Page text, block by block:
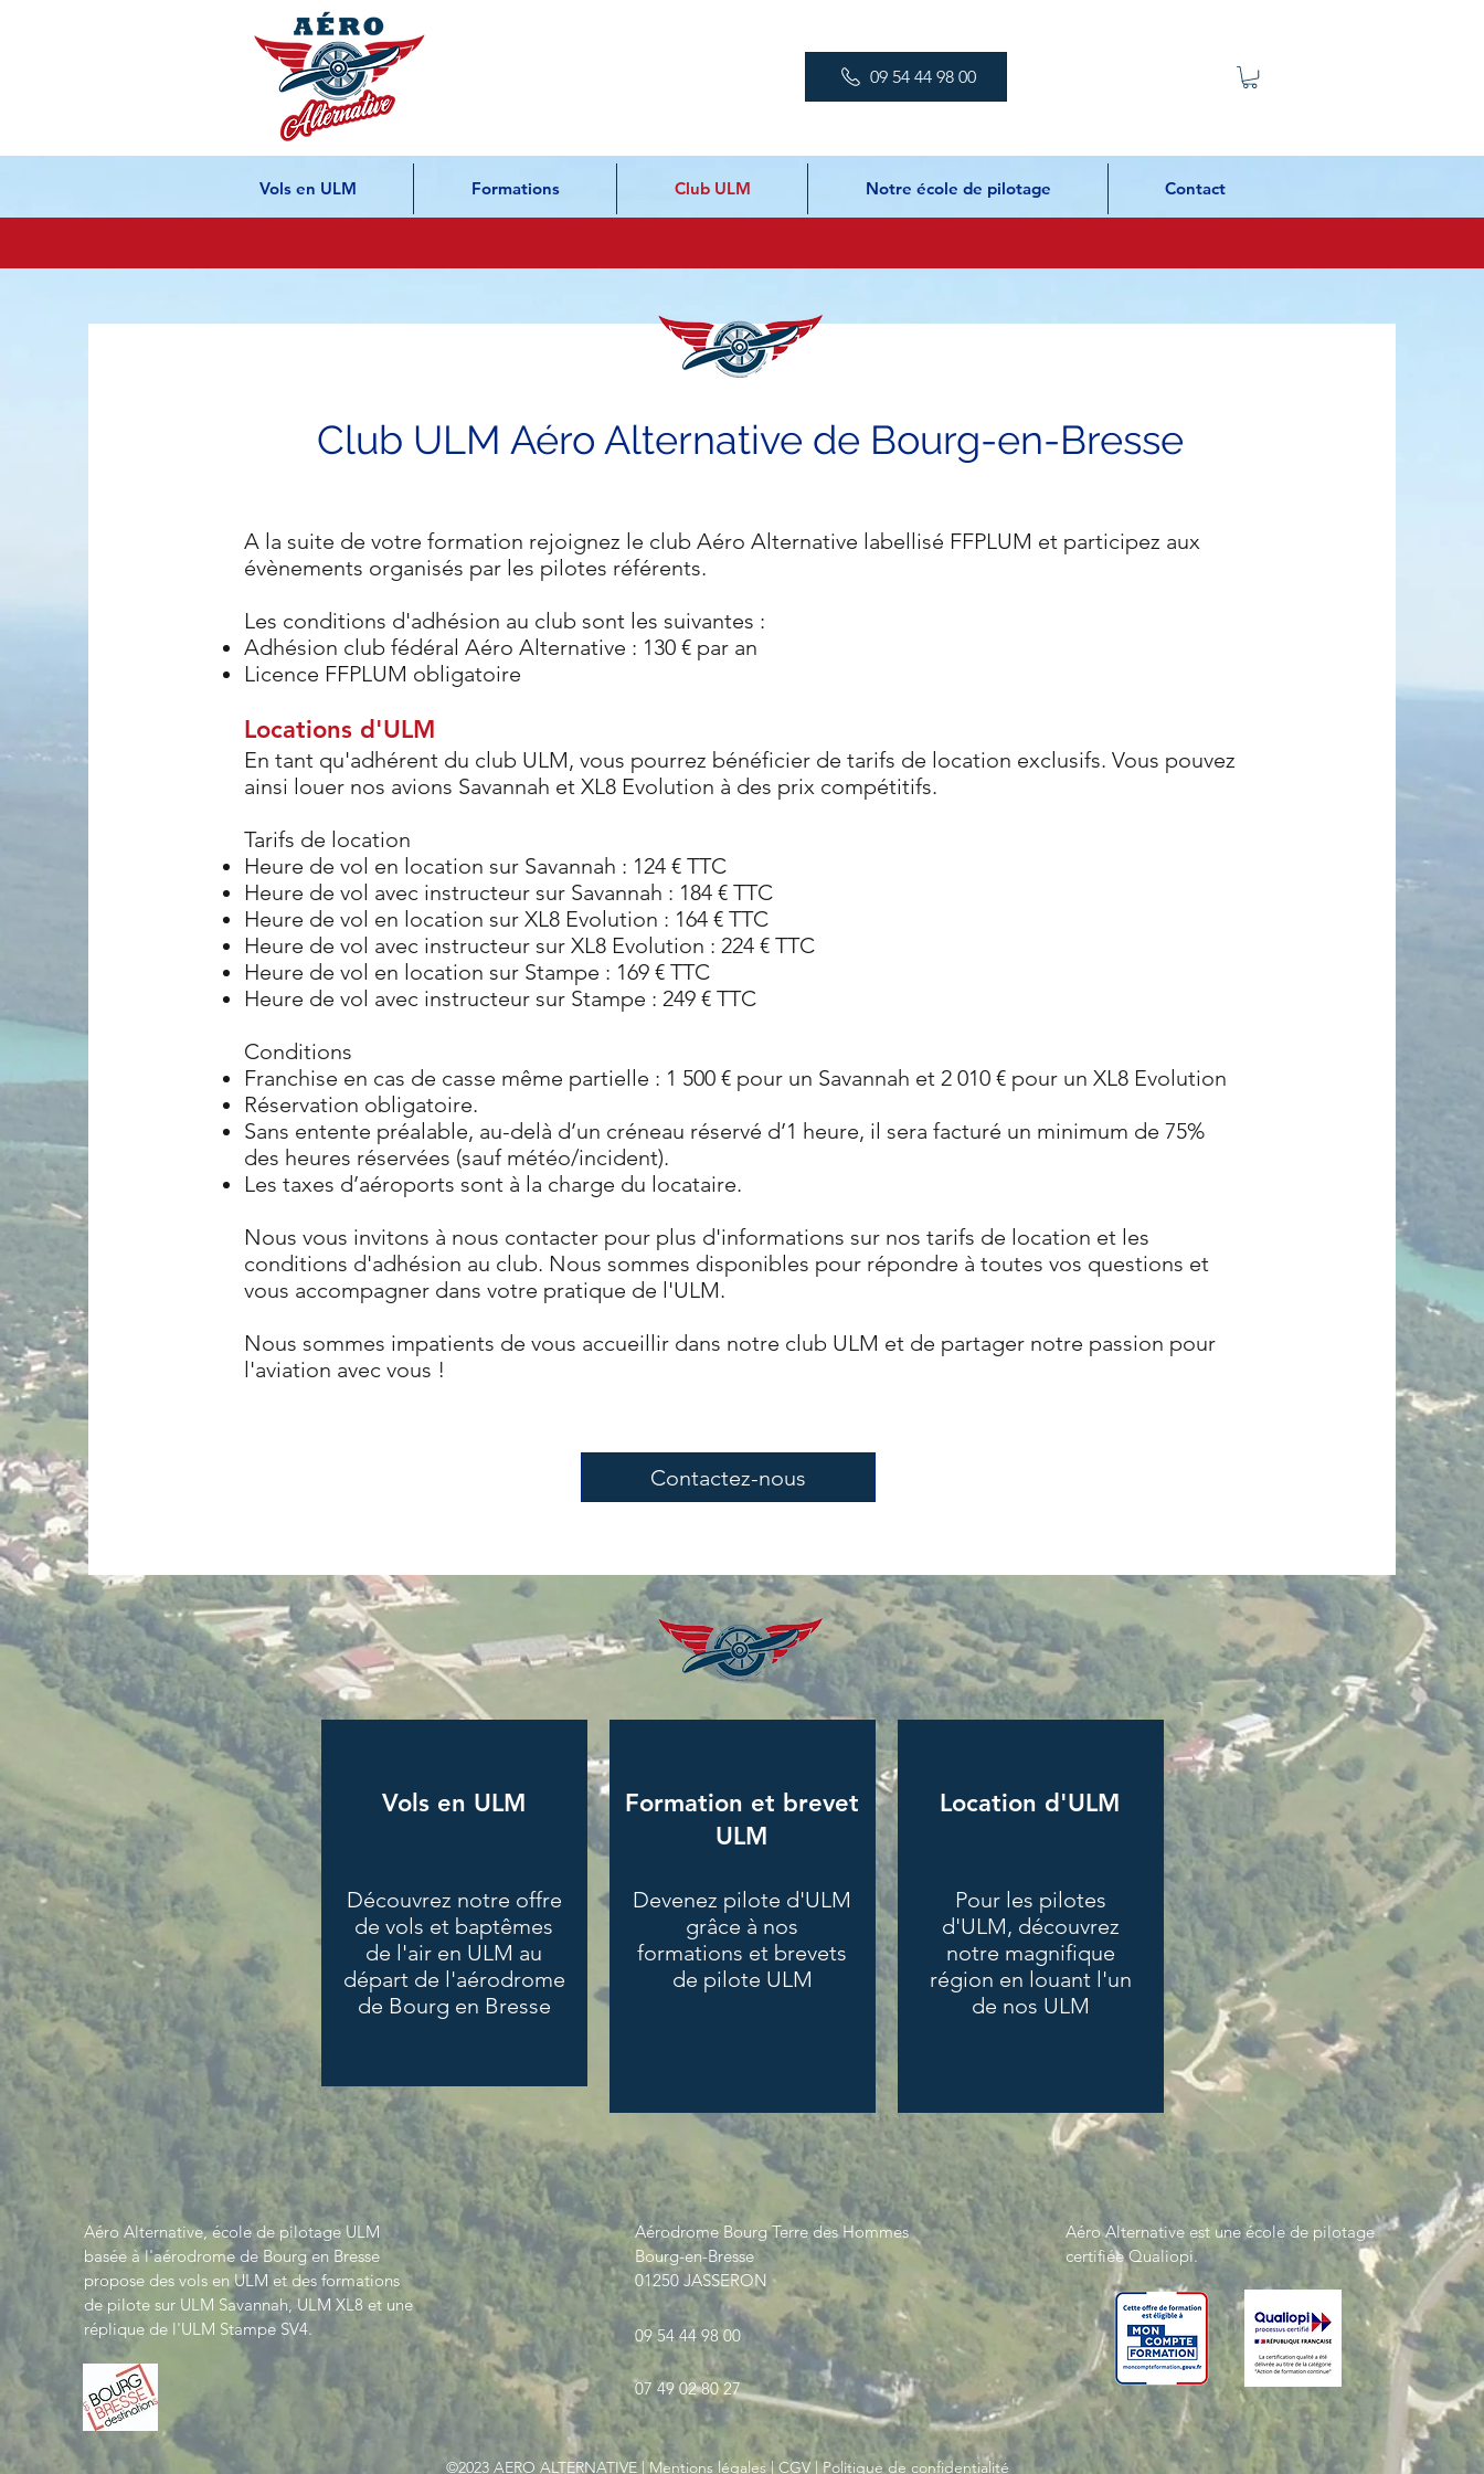
09 54 44 98 00
Vols en ULM Formations Club ULM Notre école de pilotage Contact
Club ULM Aéro Alternative de Bourg-en-Bresse
A la suite de votre formation rejoignez le club Aéro Alternative labellisé FFPLUM et participez aux
évènements organisés par les pilotes référents.
Les conditions d'adhésion au club sont les suivantes :
Adhésion club fédéral Aéro Alternative : 130 € par an
Licence FFPLUM obligatoire
Locations d'ULM
En tant qu'adhérent du club ULM, vous pourrez bénéficier de tarifs de location exclusifs. Vous pouvez
ainsi louer nos avions Savannah et XL8 Evolution à des prix compétitifs.
Tarifs de location
Heure de vol en location sur Savannah : 124 € TTC
Heure de vol avec instructeur sur Savannah : 184 € TTC
Heure de vol en location sur XL8 Evolution : 164 € TTC
Heure de vol avec instructeur sur XL8 Evolution : 224 € TTC
Heure de vol en location sur Stampe : 169 € TTC
Heure de vol avec instructeur sur Stampe : 249 € TTC
Conditions
Franchise en cas de casse même partielle : 1 500 € pour un Savannah et 2 010 € pour un XL8 Evolution
Réservation obligatoire.
Sans entente préalable, au-delà d’un créneau réservé d’1 heure, il sera facturé un minimum de 75%
des heures réservées (sauf météo/incident).
Les taxes d’aéroports sont à la charge du locataire.
Nous vous invitons à nous contacter pour plus d'informations sur nos tarifs de location et les
conditions d'adhésion au club. Nous sommes disponibles pour répondre à toutes vos questions et
vous accompagner dans votre pratique de l'ULM.
Nous sommes impatients de vous accueillir dans notre club ULM et de partager notre passion pour
l'aviation avec vous !
Contactez-nous
Vols en ULM
Découvrez notre offre
de vols et baptêmes
de l'air en ULM au
départ de l'aérodrome
de Bourg en Bresse
Formation et brevet
ULM
Devenez pilote d'ULM
grâce à nos
formations et brevets
de pilote ULM
Location d'ULM
Pour les pilotes
d'ULM, découvrez
notre magnifique
région en louant l'un
de nos ULM
Aéro Alternative, école de pilotage ULM
basée à l'aérodrome de Bourg en Bresse
propose des vols en ULM et des formations
de pilote sur ULM Savannah, ULM XL8 et une
réplique de l'ULM Stampe SV4.
Aérodrome Bourg Terre des Hommes
Bourg-en-Bresse
01250 JASSERON
09 54 44 98 00
07 49 02 80 27
Aéro Alternative est une école de pilotage
certifiée Qualiopi.
©2023 AERO ALTERNATIVE |Mentions légales | CGV |Politique de confidentialité